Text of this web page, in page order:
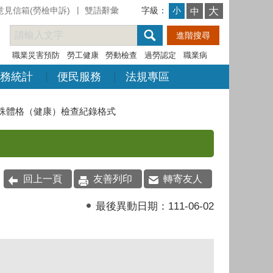
見信箱(勞檢申訴) 雙語辭彙 字級： 小 中 大
職業災害預防 勞工健康 勞動檢查 過勞認定 職業病
統計 便民服務 法規專區
體格（健康）檢查紀錄格式
回上一頁 友善列印 轉寄友人
最後異動日期： 111-06-02